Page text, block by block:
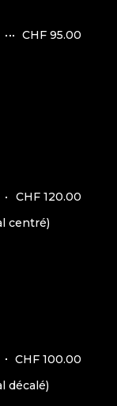
CHF 95.00
CHF 120.00
centré)
CHF 100.00
décalé)